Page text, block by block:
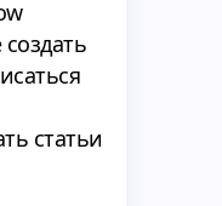
статьи